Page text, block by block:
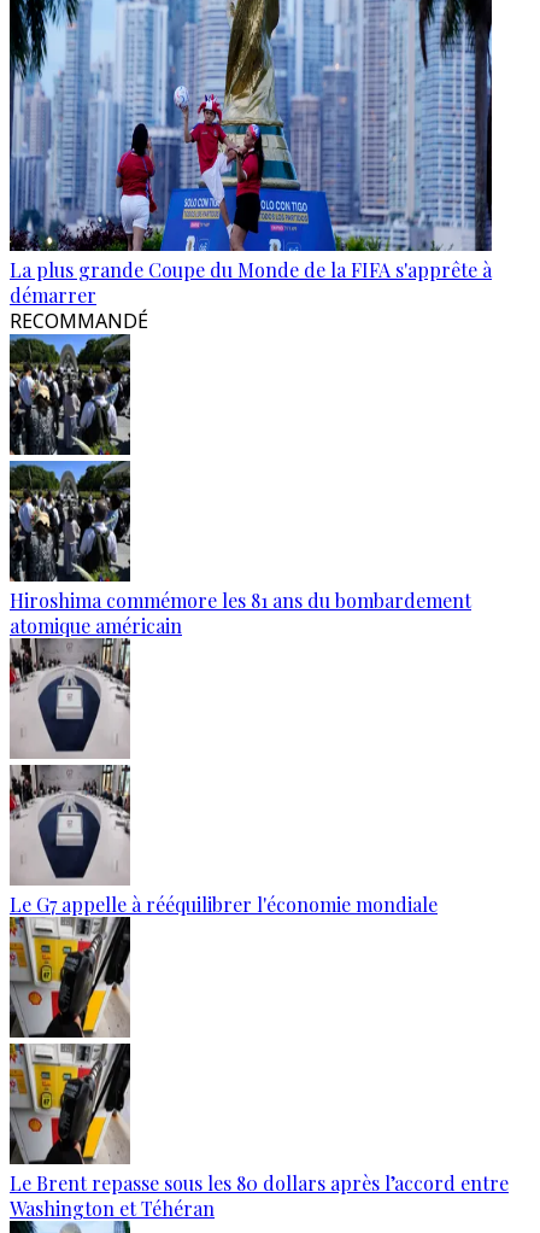
La plus grande Coupe du Monde de la FIFA s'apprête à
démarrer
RECOMMANDÉ
Hiroshima commémore les 81 ans du bombardement
atomique américain
Le G7 appelle à rééquilibrer l'économie mondiale
Le Brent repasse sous les 80 dollars après l’accord entre
Washington et Téhéran